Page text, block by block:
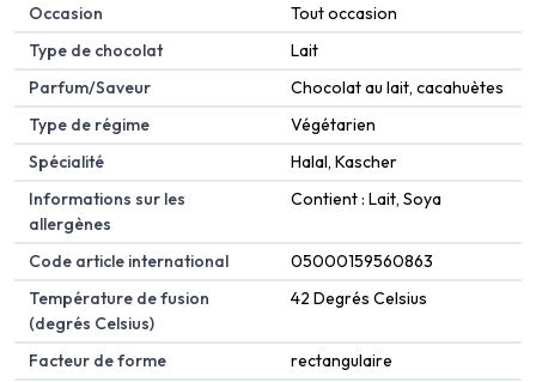
Occasion
Tout occasion
Type de chocolat
Lait
Parfum/Saveur
Chocolat au lait, cacahuètes
Type de régime
Végétarien
Spécialité
Halal, Kascher
Informations sur les
allergènes
Contient : Lait, Soya
Code article international
05000159560863
Température de fusion
(degrés Celsius)
42 Degrés Celsius
Facteur de forme
rectangulaire